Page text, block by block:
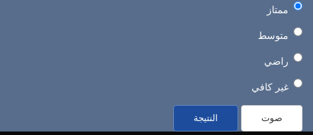
ممتاز
متوسط
راضي
غير كافي